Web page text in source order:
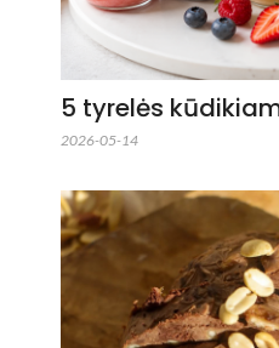
5 tyrelės
2026-05-14